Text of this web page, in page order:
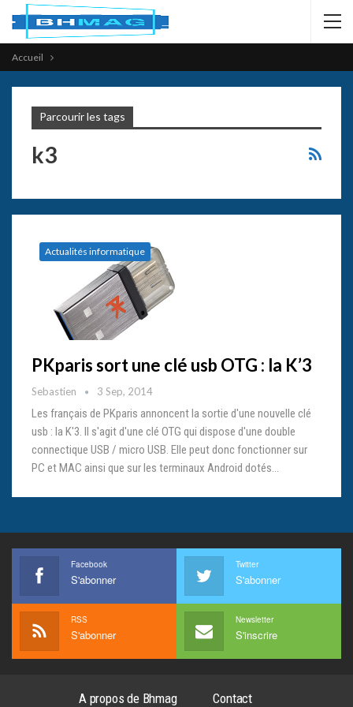
Accueil
Parcourir les tags
k3
Actualités informatique
PKparis sort une clé usb OTG : la K’3
Sebastien 3 Sep, 2014
Les français de PKparis annoncent la sortie d'une nouvelle clé
usb : la K'3. Il s'agit d'une clé OTG qui dispose d'une double
connectique USB / micro USB. Elle peut donc fonctionner sur
PC et MAC ainsi que sur les terminaux Android dotés…
Facebook
S'abonner
Twitter
S'abonner
RSS
S'abonner
Newsletter
S'inscrire
A propos de Bhmag Contact